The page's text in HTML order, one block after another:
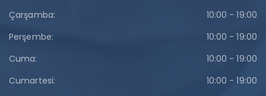
Çarşamba:
10:00 - 19:00
Perşembe:
10:00 - 19:00
Cuma:
10:00 - 19:00
Cumartesi:
10:00 - 19:00